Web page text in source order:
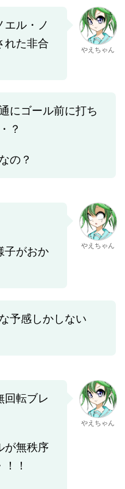
エル・ノ
れた非合
やえちゃん
にゴール前に打ち
？
の？
子がおか
やえちゃん
予感しかしない
回転ブレ
が無秩序
！
やえちゃん